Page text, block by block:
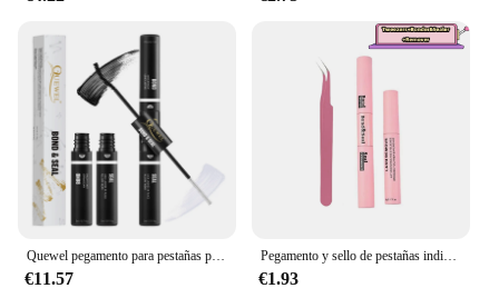
€11.57
Pegamento y sello de pestañas individuales, extensión de pestañas superfuerte, removedor de pegamento, Kit de pinzas de 5ml, 10ml
€1.93